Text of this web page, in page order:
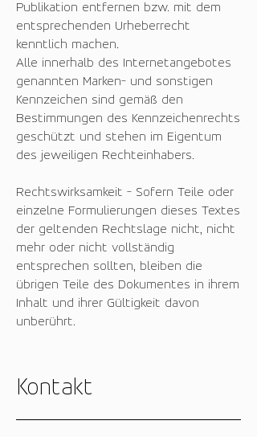
Publikation entfernen bzw. mit dem
entsprechenden Urheberrecht
kenntlich machen.
Alle innerhalb des Internetangebotes
genannten Marken- und sonstigen
Kennzeichen sind gemäß den
Bestimmungen des Kennzeichenrechts
geschützt und stehen im Eigentum
des jeweiligen Rechteinhabers.
Rechtswirksamkeit - Sofern Teile oder
einzelne Formulierungen dieses Textes
der geltenden Rechtslage nicht, nicht
mehr oder nicht vollständig
entsprechen sollten, bleiben die
übrigen Teile des Dokumentes in ihrem
Inhalt und ihrer Gültigkeit davon
unberührt.
Kontakt